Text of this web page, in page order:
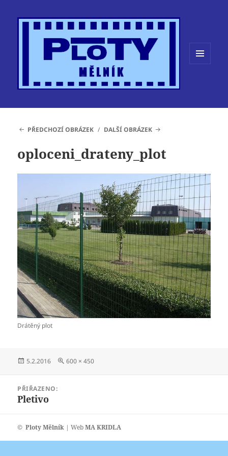
PŘEDCHOZÍ OBRÁZEK DALŠÍ OBRÁZEK
oploceni_drateny_plot
Drátěný plot
Publikováno:
5.2.2016
Původní
600 × 450
příspěvek
PŘIŘAZENO:
Pletivo
©Ploty Mělník | WebMA KRIDLA